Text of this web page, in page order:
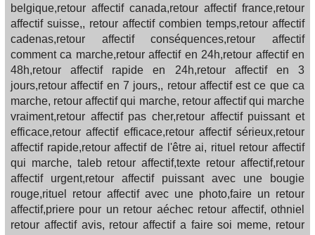
belgique,retour affectif canada,retour affectif france,retour
affectif suisse,, retour affectif combien temps,retour affectif
cadenas,retour affectif conséquences,retour affectif
comment ca marche,retour affectif en 24h,retour affectif en
48h,retour affectif rapide en 24h,retour affectif en 3
jours,retour affectif en 7 jours,, retour affectif est ce que ca
marche, retour affectif qui marche, retour affectif qui marche
vraiment,retour affectif pas cher,retour affectif puissant et
efficace,retour affectif efficace,retour affectif sérieux,retour
affectif rapide,retour affectif de l'être ai, rituel retour affectif
qui marche, taleb retour affectif,texte retour affectif,retour
affectif urgent,retour affectif puissant avec une bougie
rouge,rituel retour affectif avec une photo,faire un retour
affectif,priere pour un retour aéchec retour affectif, othniel
retour affectif avis, retour affectif a faire soi meme, retour